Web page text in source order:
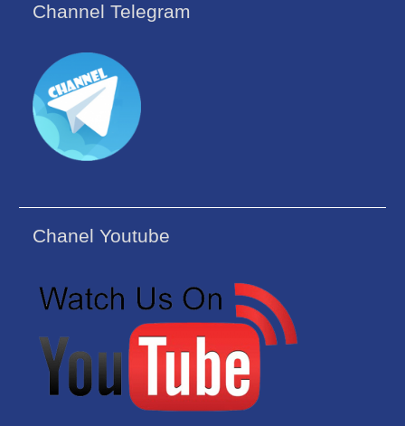
Channel Telegram
Chanel Youtube